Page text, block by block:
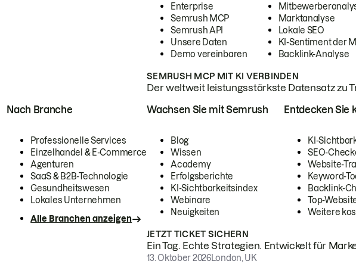
Enterprise
Semrush MCP
Semrush API
Unsere Daten
Demo vereinbaren
Marktanalyse
Lokale SEO
KI-Sentiment der
Backlink-Analyse
SEMRUSH MCP MIT KI VERBINDEN
Der weltweit leistungsstärkste Datensatz zu
Nach Branche
Professionelle Services
Einzelhandel & E-Commerce
Agenturen
SaaS & B2B-Technologie
Gesundheitswesen
Lokales Unternehmen
Alle Branchen anzeigen
Wachsen Sie mit Semrush
Blog
Wissen
Academy
Erfolgsberichte
KI-Sichtbarkeitsindex
Webinare
Neuigkeiten
Entdecken Sie
KI-
SEO-
Website-
Keyword-
Backlink-
Top-
Weitere
JETZT TICKET SICHERN
Ein Tag. Echte Strategien. Entwickelt für
13. Oktober 2026London, UK